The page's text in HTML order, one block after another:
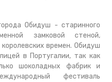
Обидуш - старинного
замковой стеной,
времен. Обидуш
в Португалии, так как
шоколадных фабрик и
фестиваль